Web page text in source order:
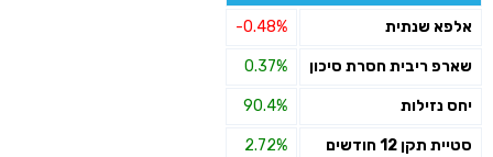
אלפא שנתית -0.48%
שארפ ריבית חסרת סיכון 0.37%
יחס נזילות 90.4%
סטיית תקן 12 חודשים 2.72%